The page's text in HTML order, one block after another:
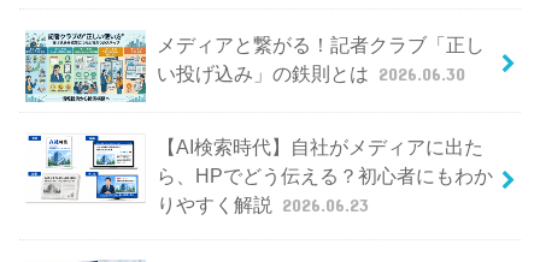
メディアと繋がる！記者クラブ「正し
い投げ込み」の鉄則とは 2026.06.30
【AI検索時代】自社がメディアに出た
ら、HPでどう伝える？初心者にもわか
りやすく解説
2026.06.23